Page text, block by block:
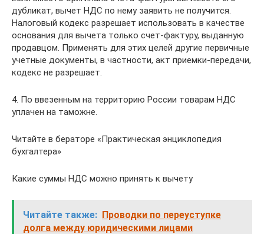
дубликат, вычет НДС по нему заявить не получится.
Налоговый кодекс разрешает использовать в качестве
основания для вычета только счет-фактуру, выданную
продавцом. Применять для этих целей другие первичные
учетные документы, в частности, акт приемки-передачи,
кодекс не разрешает.
4. По ввезенным на территорию России товарам НДС
уплачен на таможне.
Читайте в бераторе «Практическая энциклопедия
бухгалтера»
Какие суммы НДС можно принять к вычету
Читайте также: Проводки по переуступке
долга между юридическими лицами